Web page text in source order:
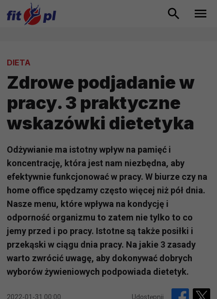
DIETA
Zdrowe podjadanie w
pracy. 3 praktyczne
wskazówki dietetyka
Odżywianie ma istotny wpływ na pamięć i
koncentrację, która jest nam niezbędna, aby
efektywnie funkcjonować w pracy. W biurze czy na
home office spędzamy często więcej niż pół dnia.
Nasze menu, które wpływa na kondycję i
odporność organizmu to zatem nie tylko to co
jemy przed i po pracy. Istotne są także posiłki i
przekąski w ciągu dnia pracy. Na jakie 3 zasady
warto zwrócić uwagę, aby dokonywać dobrych
wyborów żywieniowych podpowiada dietetyk.
2022-01-31 00:00 Udostępnij